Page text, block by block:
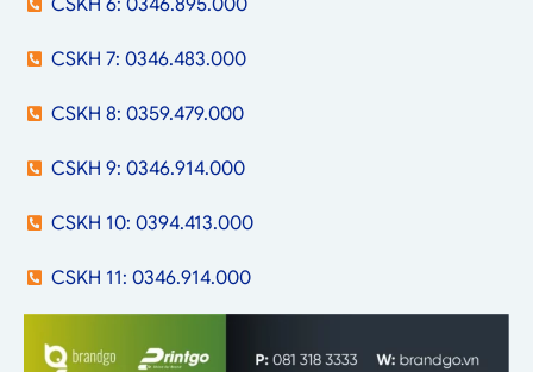
CSKH 7: 0346.483.000
CSKH 8: 0359.479.000
CSKH 9: 0346.914.000
CSKH 10: 0394.413.000
CSKH 11: 0346.914.000